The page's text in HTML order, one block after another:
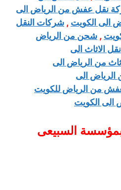
نقل عفش من الرياض الى
الكويت,شركات النقل
,شحن من الرياض
الاثاث الى
من الرياض الى
الى
من الرياض للكويت
الكويت
السبيعى